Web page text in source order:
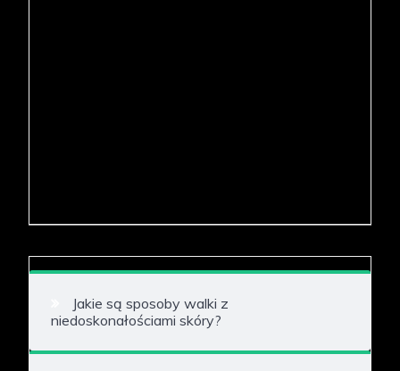
Jakie są sposoby walki z
niedoskonałościami skóry?